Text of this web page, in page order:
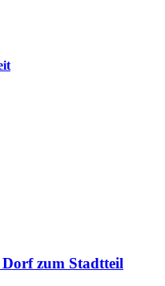
zum Stadtteil